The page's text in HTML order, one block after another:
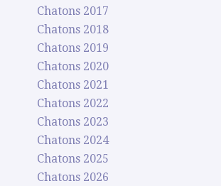
Chatons 2017
Chatons 2018
Chatons 2019
Chatons 2020
Chatons 2021
Chatons 2022
Chatons 2023
Chatons 2024
Chatons 2025
Chatons 2026